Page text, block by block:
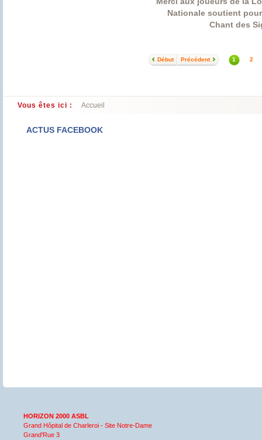
Nationale soutient
Chant des
Début Précédent 1 2
Vous êtes ici : Accueil
ACTUS FACEBOOK
HORIZON 2000 ASBL
Grand Hôpital de Charleroi - Site Notre-Dame
Grand'Rue 3